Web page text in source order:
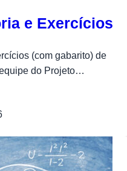
e Exercícios
(com gabarito) de
do Projeto